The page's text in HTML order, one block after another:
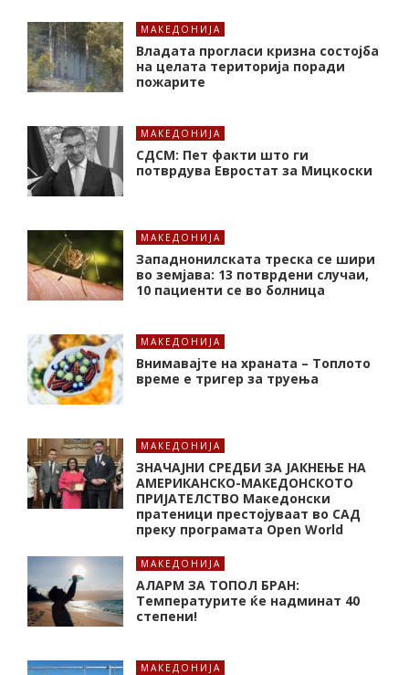
МАКЕДОНИЈА
Владата прогласи кризна состојба
на целата територија поради
пожарите
МАКЕДОНИЈА
СДСМ: Пет факти што ги
потврдува Евростат за Мицкоски
МАКЕДОНИЈА
Западнонилската треска се шири
во земјава: 13 потврдени случаи,
10 пациенти се во болница
МАКЕДОНИЈА
Внимавајте на храната – Топлото
време е тригер за труења
МАКЕДОНИЈА
ЗНАЧАЈНИ СРЕДБИ ЗА ЈАКНЕЊЕ НА
АМЕРИКАНСКО-МАКЕДОНСКОТО
ПРИЈАТЕЛСТВО Македонски
пратеници престојуваат во САД
преку програмата Open World
МАКЕДОНИЈА
АЛАРМ ЗА ТОПОЛ БРАН:
Tемпературите ќе надминат 40
степени!
МАКЕДОНИЈА